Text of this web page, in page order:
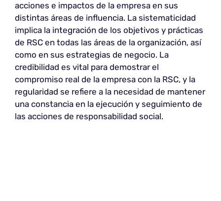
acciones e impactos de la empresa en sus
distintas áreas de influencia. La sistematicidad
implica la integración de los objetivos y prácticas
de RSC en todas las áreas de la organización, así
como en sus estrategias de negocio. La
credibilidad es vital para demostrar el
compromiso real de la empresa con la RSC, y la
regularidad se refiere a la necesidad de mantener
una constancia en la ejecución y seguimiento de
las acciones de responsabilidad social.